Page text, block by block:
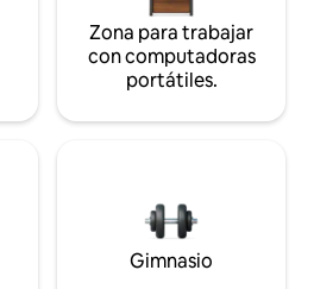
Zona para trabajar
con computadoras
portátiles.
Gimnasio